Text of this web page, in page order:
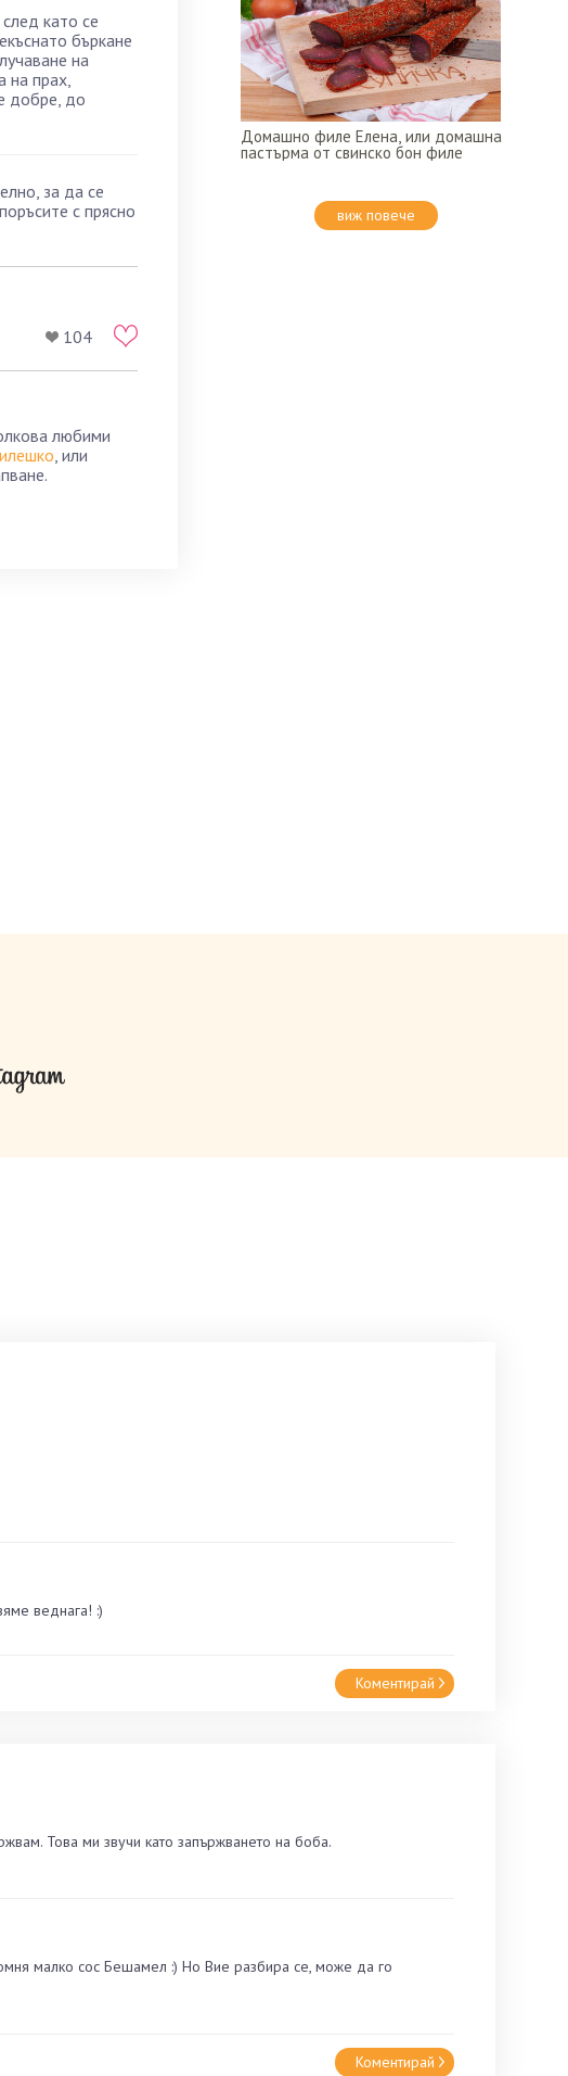
като се
бъркане
на
на прах,
добре, до
за да се
с прясно
104
любими
, или
веднага! :)
Коментирай
Това ми звучи като запържването на боба.
малко сос Бешамел :) Но Вие разбира се, може да го
Коментирай
Домашно филе Елена, или домашна
пастърма от свинско бон филе
виж повече